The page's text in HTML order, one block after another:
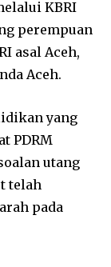
KBRI
perempuan
asal Aceh,
Aceh.
yang
PDRM
utang
telah
pada